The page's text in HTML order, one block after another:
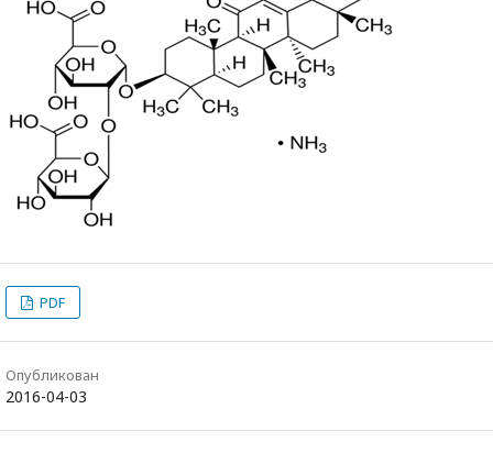
PDF
Опубликован
2016-04-03